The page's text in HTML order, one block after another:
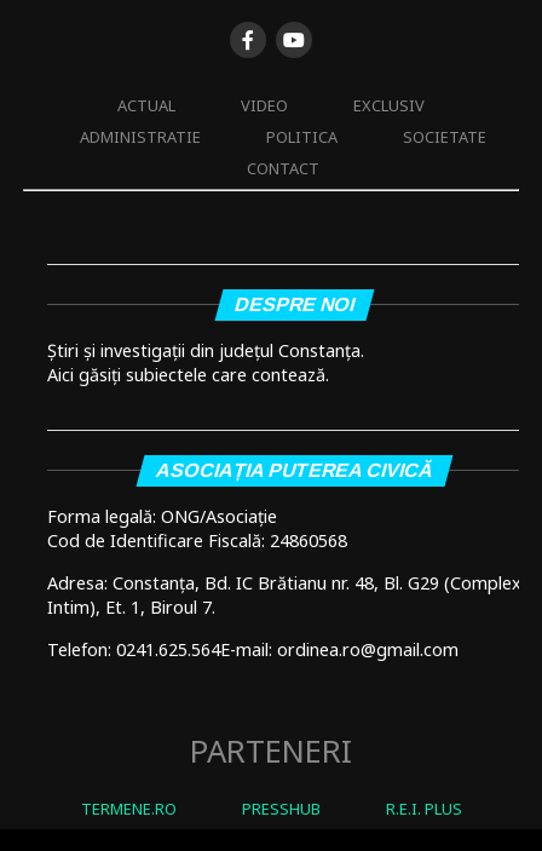
ACTUAL VIDEO
EXCLUSIV
ADMINISTRATIE
POLITICA
SOCIETATE
CONTACT
DESPRE NOI
Știri și investigații din județul Constanța.
Aici găsiți subiectele care contează.
ASOCIAȚIA PUTEREA CIVICĂ
Forma legală: ONG/Asociație
Cod de Identificare Fiscală: 24860568
Adresa: Constanța, Bd. IC Brătianu nr. 48, Bl. G29 (Complex
Intim), Et. 1, Biroul 7.
Telefon: 0241.625.564E-mail: ordinea.ro@gmail.com
PARTENERI
TERMENE.RO PRESSHUB R.E.I. PLUS